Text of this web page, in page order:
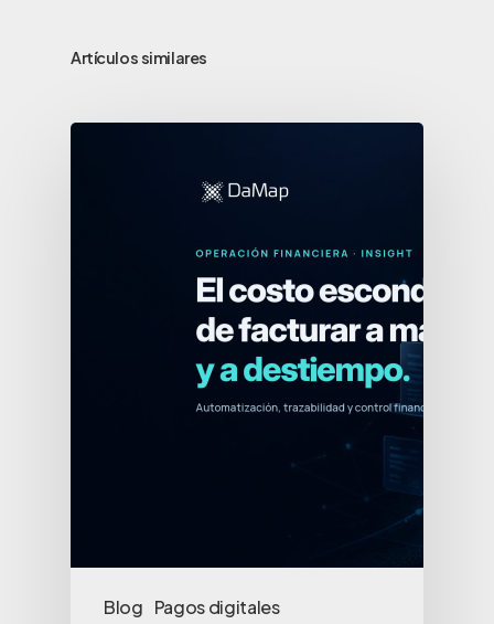
Artículos similares
Blog Pagos digitales